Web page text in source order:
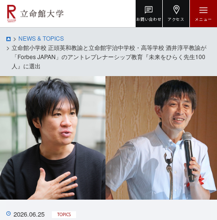
お問い合わせ アクセス メニュー
NEWS & TOPICS
立命館小学校 正頭英和教諭と立命館宇治中学校・高等学校 酒井淳平教諭が
「Forbes JAPAN」のアントレプレナーシップ教育『未来をひらく先生100
人』に選出
2026.06.25 TOPICS